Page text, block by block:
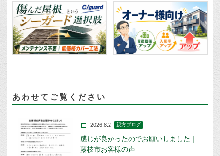
あわせてご覧ください
2026.8.2 親方ブログ
感じが良かったのでお願いしました｜
藤枝市お客様の声